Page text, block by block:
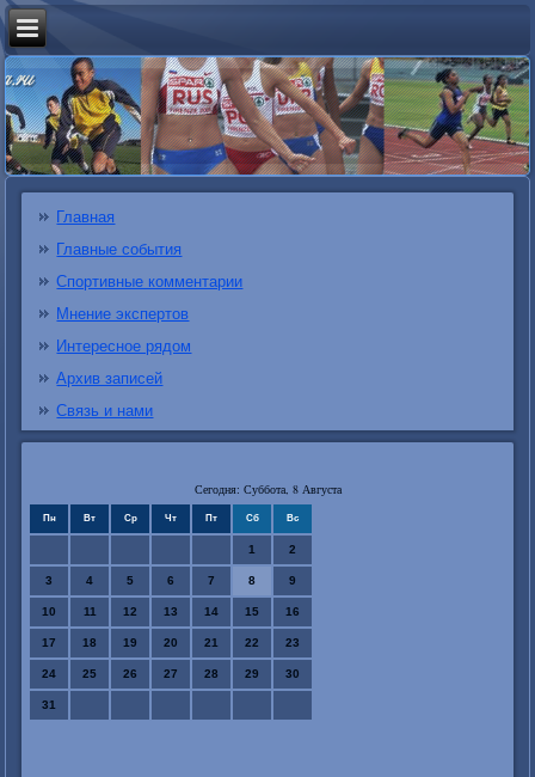
Главная
Главные события
Спортивные комментарии
Мнение экспертов
Интересное рядом
Архив записей
Связь и нами
Сегодня: Суббота, 8 Августа
Пн Вт Ср Чт Пт Сб Вс
1 2
3 4 5 6 7 8 9
10 11 12 13 14 15 16
17 18 19 20 21 22 23
24 25 26 27 28 29 30
31